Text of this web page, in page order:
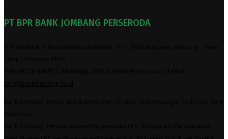
PT BPR BANK JOMBANG PERSERODA